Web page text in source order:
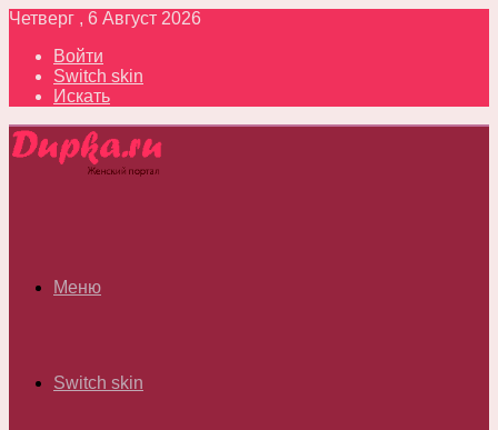
Четверг , 6 Август 2026
Войти
Switch skin
Искать
Меню
Switch skin